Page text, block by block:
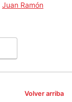
Juan Ramón
Volver arriba